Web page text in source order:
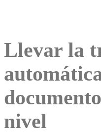
Llevar la
nivel